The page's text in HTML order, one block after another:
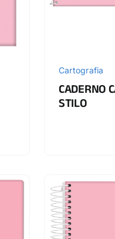
Cartografia
CADERNO
STILO